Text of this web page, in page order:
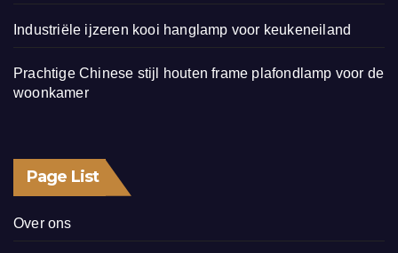
Industriële ijzeren kooi hanglamp voor keukeneiland
Prachtige Chinese stijl houten frame plafondlamp voor de
woonkamer
Page List
Over ons